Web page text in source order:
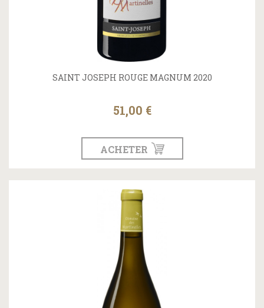
SAINT JOSEPH ROUGE MAGNUM 2020
51,00 €
ACHETER